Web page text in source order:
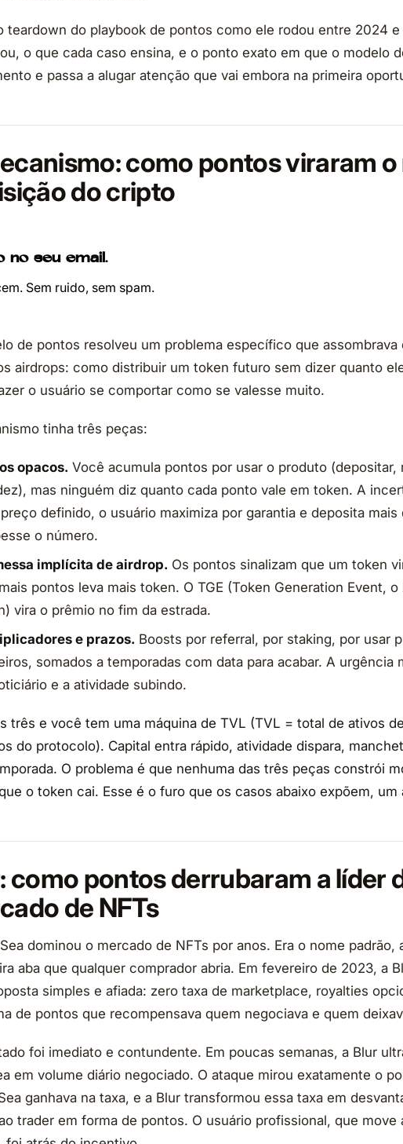
teardown do playbook de pontos como ele rodou entre 2024 e
o que cada caso ensina, e o ponto exato em que o modelo
e passa a alugar atenção que vai embora na primeira
como pontos viraram
do cripto
no seu email.
Sem ruido, sem spam.
de pontos resolveu um problema específico que
airdrops: como distribuir um token futuro sem dizer quanto
o usuário se comportar como se valesse muito.
tinha três peças:
opacos. Você acumula pontos por usar o produto (depositar,
mas ninguém diz quanto cada ponto vale em token. A
definido, o usuário maximiza por garantia e deposita mais
o número.
implícita de airdrop. Os pontos sinalizam que um token
pontos leva mais token. O TGE (Token Generation Event,
vira o prêmio no fim da estrada.
e prazos. Boosts por referral, por staking, por usar
somados a temporadas com data para acabar. A urgência
e a atividade subindo.
três e você tem uma máquina de TVL (TVL = total de ativos
do protocolo). Capital entra rápido, atividade dispara,
O problema é que nenhuma das três peças constrói
o token cai. Esse é o furo que os casos abaixo expõem, um
como pontos derrubaram a líder
de NFTs
dominou o mercado de NFTs por anos. Era o nome padrão,
aba que qualquer comprador abria. Em fevereiro de 2023, a
simples e afiada: zero taxa de marketplace, royalties
de pontos que recompensava quem negociava e quem
foi imediato e contundente. Em poucas semanas, a Blur
em volume diário negociado. O ataque mirou exatamente o
ganhava na taxa, e a Blur transformou essa taxa em
trader em forma de pontos. O usuário profissional, que move